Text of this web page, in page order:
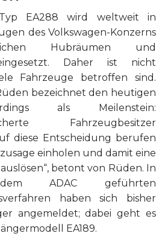
EA288 wird weltweit in
des Volkswagen-Konzerns
Hubräumen und
Daher ist nicht
Fahrzeuge betroffen sind.
bezeichnet den heutigen
als Meilenstein:
Fahrzeugbesitzer
diese Entscheidung berufen
einholen und damit eine
betont von Rüden. In
ADAC geführten
haben sich bisher
angemeldet; dabei geht es
EA189.